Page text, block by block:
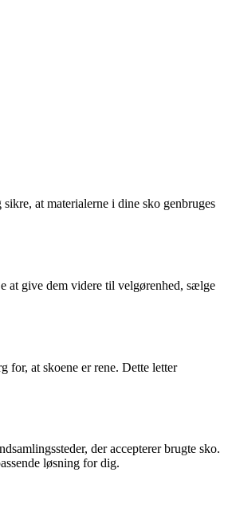
at materialerne i dine sko genbruges
at give dem videre til velgørenhed, sælge
for, at skoene er rene. Dette letter
der accepterer brugte sko.
løsning for dig.